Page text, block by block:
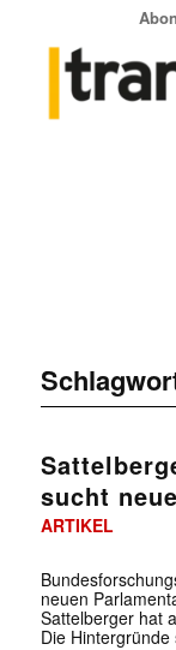
sucht
ARTIKEL
neuen
Sattelberger hat
Die